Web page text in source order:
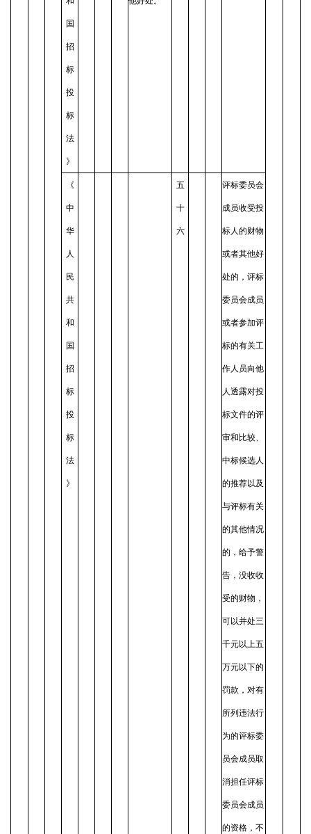
国
招
标
投
标
法
》
《
中
华
人
民
共
和
国
招
标
投
标
法
》
五
十
六
评标委员会
成员收受投
标人的财物
或者其他好
处的，评标
委员会成员
或者参加评
标的有关工
作人员向他
人透露对投
标文件的评
审和比较、
中标候选人
的推荐以及
与评标有关
的其他情况
的，给予警
告，没收收
受的财物，
可以并处三
千元以上五
万元以下的
罚款，对有
所列违法行
为的评标委
员会成员取
消担任评标
委员会成员
的资格，不